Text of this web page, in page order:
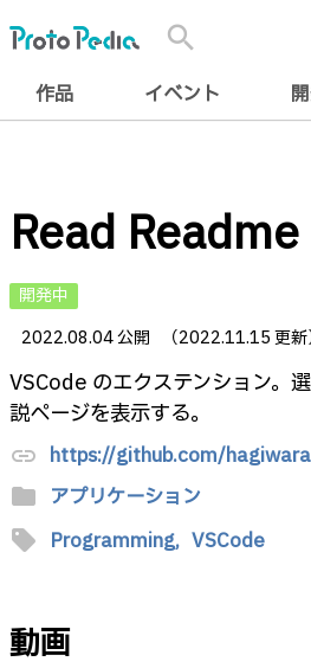
search
作品 イベント
Read Readme
開発中
2022.08.04 公開
（2022.11.15 更新
VSCode のエクステンション。
説ページを表示する。
link https://github.com/
folder アプリケーション
sell Programming, VSCode
動画